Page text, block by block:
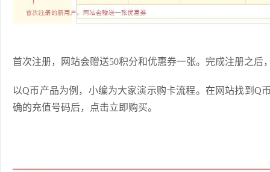
首次注册，网站会赠送50积分和优惠券一张。 完成注册之后
以Q币产品为例，小编为大家演示购卡流程。在网站找到Q
确的充值号码后，点击立即购买。